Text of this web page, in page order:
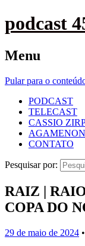
podcast
Menu
Pular para o
PODCAST
TELECAST
CASSIO
AGAMENON
CONTATO
Pesquisar por:
RAIZ |
COPA DO
29 de maio de 2024 •